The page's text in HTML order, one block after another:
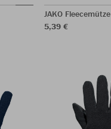
JAKO Fleecemütze
5,39 €